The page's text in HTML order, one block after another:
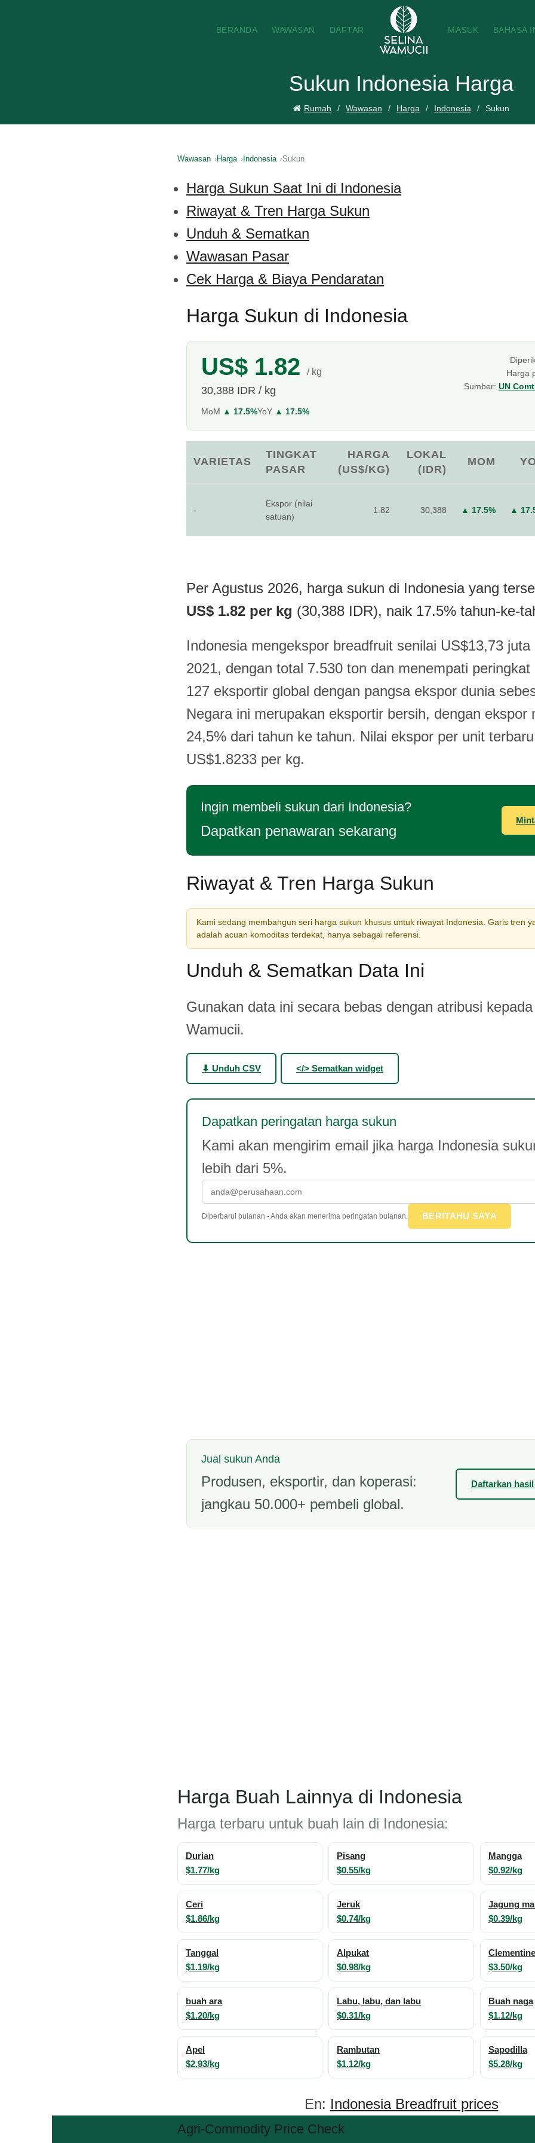
BERANDA WAWASAN DAFTAR MASUK BAHASA
Sukun Indonesia Harga
Rumah Wawasan Harga Indonesia Sukun
Wawasan Harga Indonesia Sukun
Harga Sukun Saat Ini di Indonesia
Riwayat & Tren Harga Sukun
Unduh & Sematkan
Wawasan Pasar
Cek Harga & Biaya Pendaratan
Harga Sukun di Indonesia
US$ 1.82 / kg
30,388 IDR / kg
MoM ▲ 17.5%YoY ▲ 17.5%
Harga
Sumber: UN
VARIETAS
TINGKAT
PASAR
HARGA
(US$/KG)
LOKAL
(IDR)
MOM
-
Ekspor (nilai
satuan)
1.82 30,388 ▲ 17.5% ▲
Per Agustus 2026, harga sukun di Indonesia yang
US$ 1.82 per kg (30,388 IDR), naik 17.5% tahun-ke-
Indonesia mengekspor breadfruit senilai US$13,73 juta
2021, dengan total 7.530 ton dan menempati peringkat
127 eksportir global dengan pangsa ekspor dunia
Negara ini merupakan eksportir bersih, dengan ekspor
24,5% dari tahun ke tahun. Nilai ekspor per unit
US$1.8233 per kg.
Ingin membeli sukun dari Indonesia?
Dapatkan penawaran sekarang
Riwayat & Tren Harga Sukun
Kami sedang membangun seri harga sukun khusus untuk riwayat Indonesia. Garis tren
adalah acuan komoditas terdekat, hanya sebagai referensi.
Unduh & Sematkan Data Ini
Gunakan data ini secara bebas dengan atribusi
Wamucii.
⬇ Unduh CSV </> Sematkan widget
Dapatkan peringatan harga sukun
Kami akan mengirim email jika harga Indonesia
lebih dari 5%.
Diperbarui bulanan - Anda akan menerima peringatan bulanan. BERITAHU SAYA
Jual sukun Anda
Produsen, eksportir, dan koperasi:
jangkau 50.000+ pembeli global.
Daftarkan
Harga Buah Lainnya di Indonesia
Harga terbaru untuk buah lain di Indonesia:
Durian
$1.77/kg
Pisang
$0.55/kg
Mangga
$0.92/kg
Ceri
$1.86/kg
Jeruk
$0.74/kg
Jagung
$0.39/kg
Tanggal
$1.19/kg
Alpukat
$0.98/kg
Clementine
$3.50/kg
buah ara
$1.20/kg
Labu, labu, dan labu
$0.31/kg
Buah naga
$1.12/kg
Apel
$2.93/kg
Rambutan
$1.12/kg
Sapodilla
$5.28/kg
En: Indonesia Breadfruit prices
Agri-Commodity Price Check